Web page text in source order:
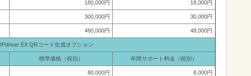
180,000円 18,000円
300,000円 30,000円
480,000円 48,000円
EX QRコード生成オプション
標準価格（税別） 年間サポート料金（税別）
80,000円 8,000円